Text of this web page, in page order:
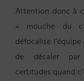
Attention donc à
« mouche du
défocalise
de décaler
certitudes quand